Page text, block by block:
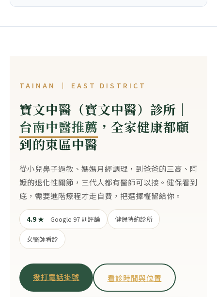
TAINAN ｜ EAST DISTRICT
寶文中醫（寳文中醫）診所｜
台南中醫推薦 ，全家健康都顧
到的東區中醫
從小兒鼻子過敏、媽媽月經調理，到爸爸的三高、阿
嬤的退化性關節，三代人都有醫師可以接。健保看到
底，需要進階療程才走自費，把選擇權留給你。
4.9 ★ Google 97 則評論 健保特約診所
女醫師看診
撥打電話掛號 看診時間與位置